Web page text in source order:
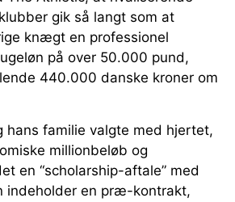
gik så langt som at
knægt en professionel
på over 50.000 pund,
440.000 danske kroner om
hans familie valgte med hjertet,
millionbeløb og
en “scholarship-aftale” med
indeholder en præ-kontrakt,